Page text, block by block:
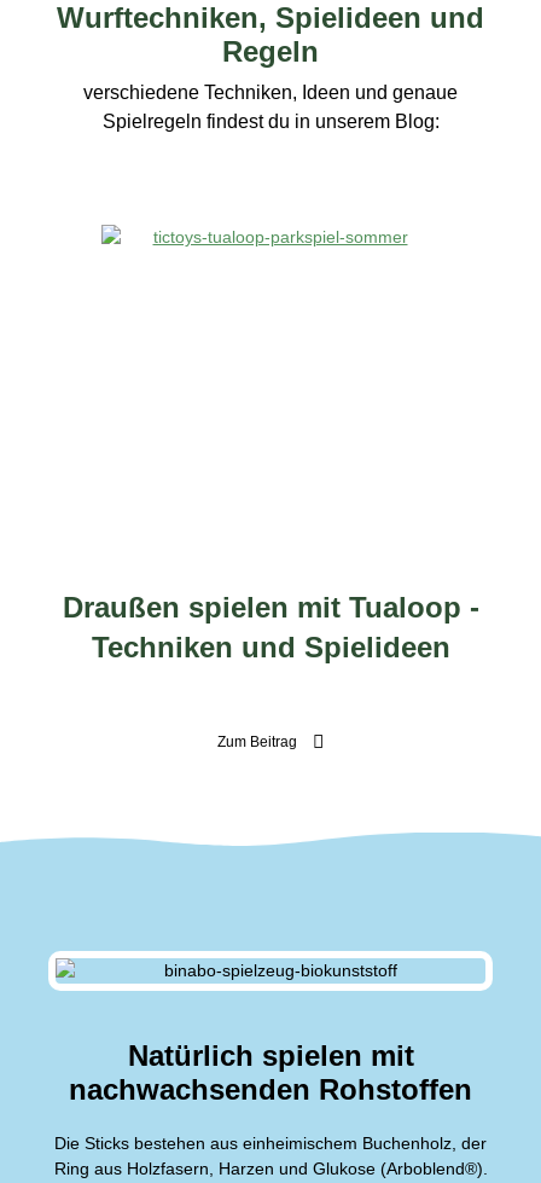
Wurftechniken, Spielideen und
Regeln
verschiedene Techniken, Ideen und genaue
Spielregeln findest du in unserem Blog:
Draußen spielen mit Tualoop -
Techniken und Spielideen
Zum Beitrag
Natürlich spielen mit
nachwachsenden Rohstoffen
Die Sticks bestehen aus einheimischem Buchenholz, der
Ring aus Holzfasern, Harzen und Glukose (Arboblend®).